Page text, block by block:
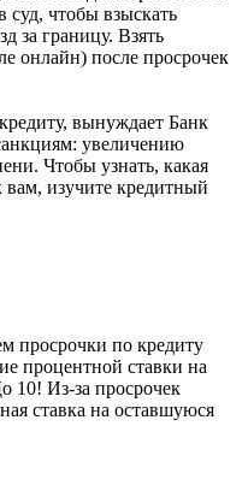
суд, чтобы взыскать
за границу. Взять
онлайн) после просрочек
вынуждает Банк
увеличению
Чтобы узнать, какая
вам, изучите кредитный
просрочки по кредиту
процентной ставки на
10! Из-за просрочек
ставка на оставшуюся